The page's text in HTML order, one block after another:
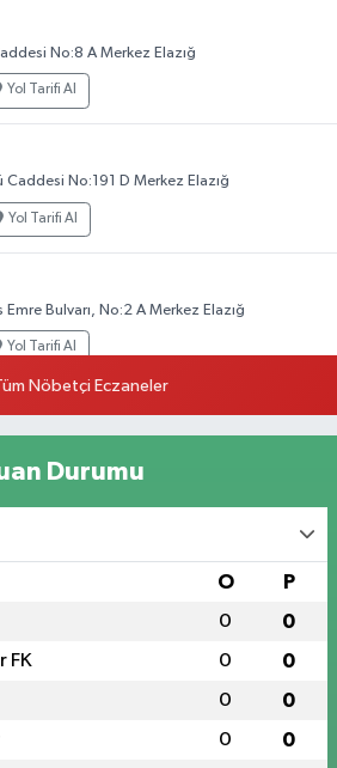
No:8 A Merkez Elazığ
Yol Tarifi Al
No:191 D Merkez Elazığ
Yol Tarifi Al
Bulvarı, No:2 A Merkez Elazığ
Yol Tarifi Al
Nöbetçi Eczaneler
Durumu
O P
0 0
FK 0 0
0 0
0 0